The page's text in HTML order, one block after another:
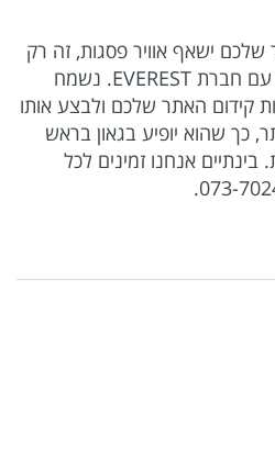
ישאף אוויר פסגות, זה רק
הגיוני ליצור קשר ספציפית עם חברת EVEREST. נשמח
קידום האתר שלכם ולבצע אותו
כך שהוא יופיע בגאון בראש
בינתיים אנחנו זמינים לכל